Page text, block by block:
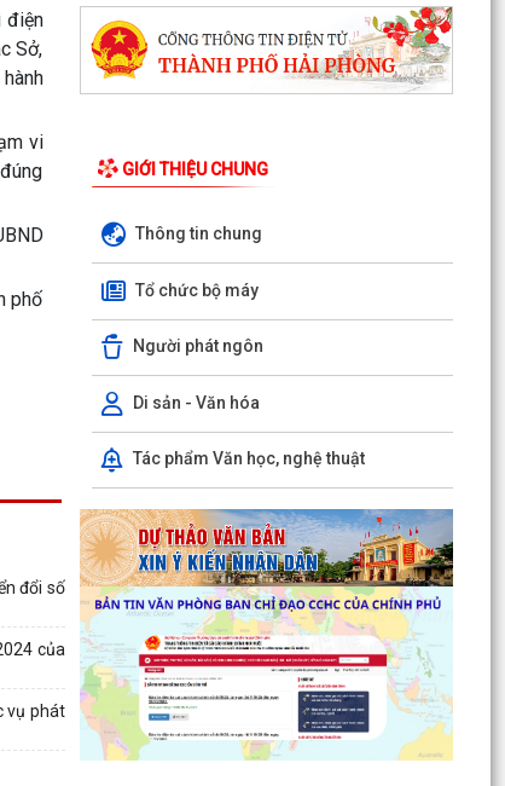
điện
Sở,
vi
đổi số
của
vụ phát
GIỚI THIỆU CHUNG
Thông tin chung
Tổ chức bộ máy
Người phát ngôn
Di sản - Văn hóa
Tác phẩm Văn học, nghệ thuật
HỘI NGHỊ TUYÊN TRUYỀN, PHỔ BIẾN KIẾN THỨC
PHÁP LUẬT VỀ PHÒNG, CHỐNG MA TÚY VÀ
BẢO ĐẢM TRẬT TỰ AN...